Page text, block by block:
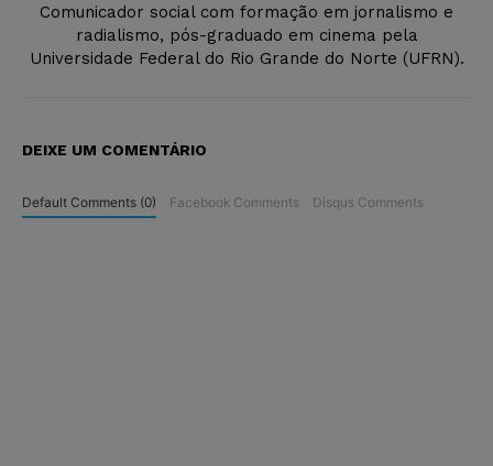
Comunicador social com formação em jornalismo e
radialismo, pós-graduado em cinema pela
Universidade Federal do Rio Grande do Norte (UFRN).
DEIXE UM COMENTÁRIO
Default Comments (0) Facebook Comments Disqus Comments